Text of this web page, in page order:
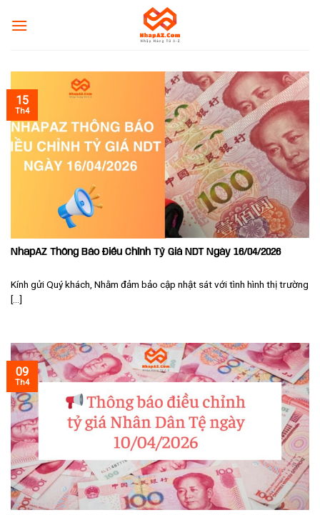
NhapAZ Thông Báo Điều Chỉnh Tỷ Giá NDT Ngày 16/04/2026
Kính gửi Quý khách, Nhằm đảm bảo cập nhật sát với tình hình thị trường
[...]
15
Th4
09
Th4